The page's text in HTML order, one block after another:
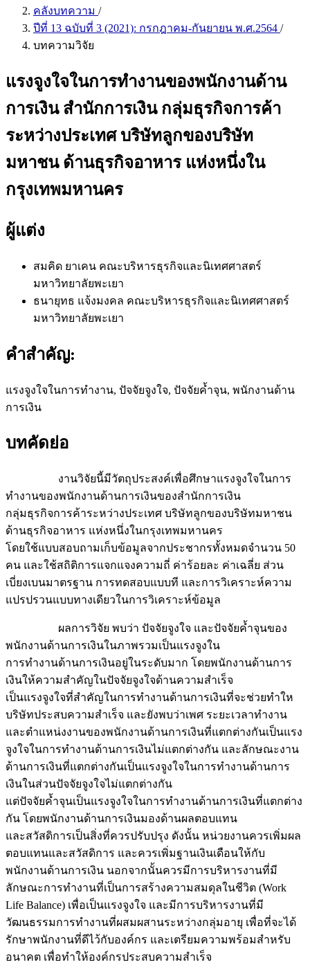
คลังบทความ /
ปีที่ 13 ฉบับที่ 3 (2021): กรกฎาคม-กันยายน พ.ศ.2564 /
บทความวิจัย
แรงจูงใจในการทำงานของพนักงานด้าน
การเงิน สำนักการเงิน กลุ่มธุรกิจการค้า
ระหว่างประเทศ บริษัทลูกของบริษัท
มหาชน ด้านธุรกิจอาหาร แห่งหนึ่งใน
กรุงเทพมหานคร
ผู้แต่ง
สมคิด ยาเคน คณะบริหารธุรกิจและนิเทศศาสตร์
มหาวิทยาลัยพะเยา
ธนายุทธ แจ้งมงคล คณะบริหารธุรกิจและนิเทศศาสตร์
มหาวิทยาลัยพะเยา
คำสำคัญ:
แรงจูงใจในการทำงาน, ปัจจัยจูงใจ, ปัจจัยค้ำจุน, พนักงานด้าน
การเงิน
บทคัดย่อ
งานวิจัยนี้มีวัตถุประสงค์เพื่อศึกษาแรงจูงใจในการ
ทำงานของพนักงานด้านการเงินของสำนักการเงิน
กลุ่มธุรกิจการค้าระหว่างประเทศ บริษัทลูกของบริษัทมหาชน
ด้านธุรกิจอาหาร แห่งหนึ่งในกรุงเทพมหานคร
โดยใช้แบบสอบถามเก็บข้อมูลจากประชากรทั้งหมดจำนวน 50
คน และใช้สถิติการแจกแจงความถี่ ค่าร้อยละ ค่าเฉลี่ย ส่วน
เบี่ยงเบนมาตรฐาน การทดสอบแบบที และการวิเคราะห์ความ
แปรปรวนแบบทางเดียวในการวิเคราะห์ข้อมูล
ผลการวิจัย พบว่า ปัจจัยจูงใจ และปัจจัยค้ำจุนของ
พนักงานด้านการเงินในภาพรวมเป็นแรงจูงใน
การทำงานด้านการเงินอยู่ในระดับมาก โดยพนักงานด้านการ
เงินให้ความสำคัญในปัจจัยจูงใจด้านความสำเร็จ
เป็นแรงจูงใจที่สำคัญในการทำงานด้านการเงินที่จะช่วยทำให
บริษัทประสบความสำเร็จ และยังพบว่าเพศ ระยะเวลาทำงาน
และตำแหน่งงานของพนักงานด้านการเงินที่แตกต่างกันเป็นแรง
จูงใจในการทำงานด้านการเงินไม่แตกต่างกัน และลักษณะงาน
ด้านการเงินที่แตกต่างกันเป็นแรงจูงใจในการทำงานด้านการ
เงินในส่วนปัจจัยจูงใจไม่แตกต่างกัน
แต่ปัจจัยค้ำจุนเป็นแรงจูงใจในการทำงานด้านการเงินที่แตกต่าง
กัน โดยพนักงานด้านการเงินมองด้านผลตอบแทน
และสวัสดิการเป็นสิ่งที่ควรปรับปรุง ดังนั้น หน่วยงานควรเพิ่มผล
ตอบแทนและสวัสดิการ และควรเพิ่มฐานเงินเดือนให้กับ
พนักงานด้านการเงิน นอกจากนั้นควรมีการบริหารงานที่มี
ลักษณะการทำงานที่เป็นการสร้างความสมดุลในชีวิต (Work
Life Balance) เพื่อเป็นแรงจูงใจ และมีการบริหารงานที่มี
วัฒนธรรมการทำงานที่ผสมผสานระหว่างกลุ่มอายุ เพื่อที่จะได้
รักษาพนักงานที่ดีไว้กับองค์กร และเตรียมความพร้อมสำหรับ
อนาคต เพื่อทำให้องค์กรประสบความสำเร็จ